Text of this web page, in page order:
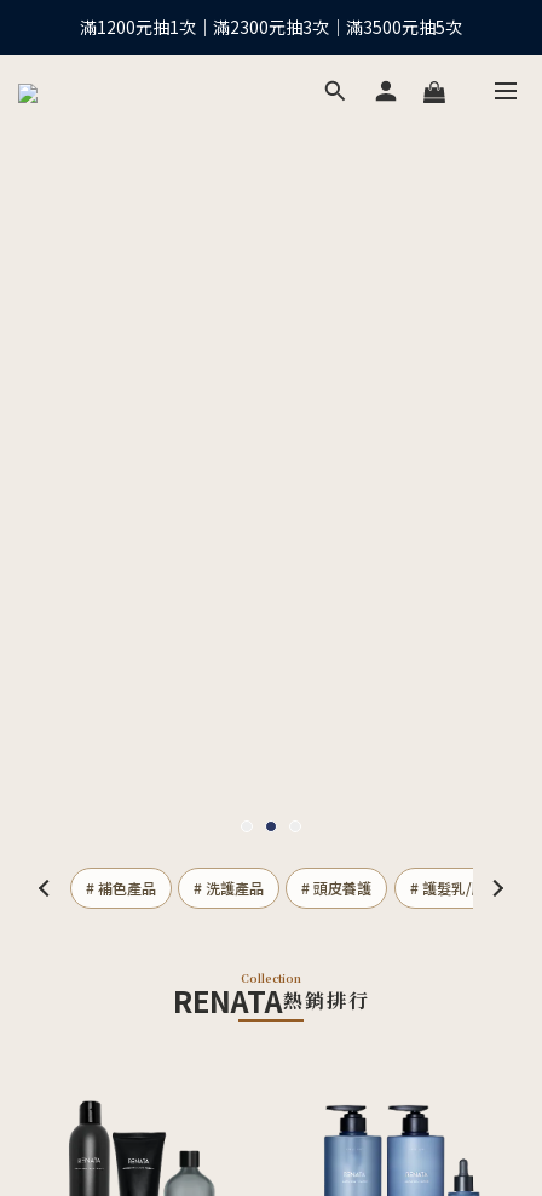
下單抽10股台積電之等值現金*
滿1200元抽1次｜滿2300元抽3次｜滿3500元抽5次
全館滿1200元再享免運優惠
品專區 # 補色產品 # 洗護產品 # 頭皮養護 # 護髮乳/膜
Collection
RENATA熱銷排行